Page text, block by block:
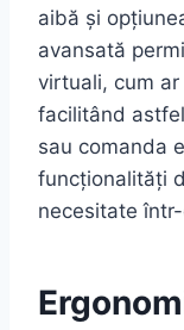
aibă și
avansată
virtuali, cum
facilitând
sau comanda
funcționalități
necesitate